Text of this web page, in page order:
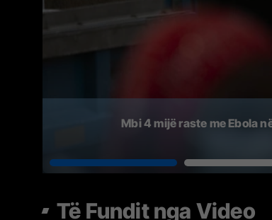
Mbi 4 mijë raste me Ebola
Të Fundit nga Video